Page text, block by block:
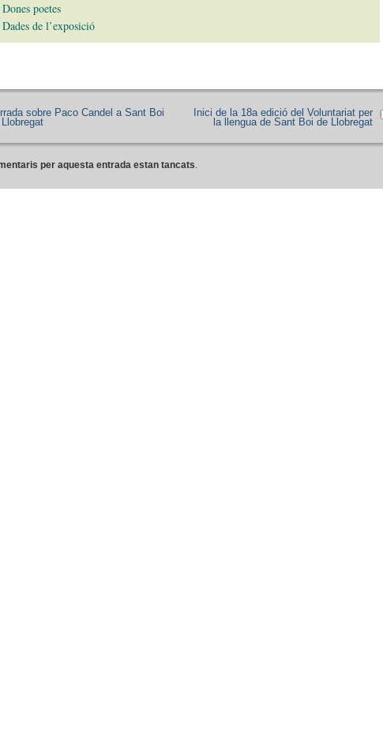
Dones poetes
Dades de l’exposició
Inici de la 18a edició del Voluntariat per
la llengua de Sant Boi de Llobregat
sobre Paco Candel a Sant Boi
per aquesta entrada estan tancats.